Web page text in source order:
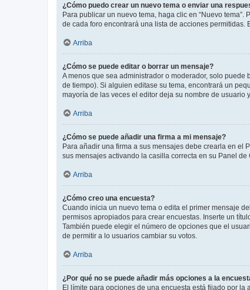
¿Cómo puedo crear un nuevo tema o enviar una
Para publicar un nuevo tema, haga clic en “Nuevo
de cada foro encontrará una lista de acciones permitidas.
Arriba
¿Cómo se puede editar o borrar un mensaje?
A menos que sea administrador o moderador, solo
de tiempo). Si alguien editase su tema, encontrará un
mayoría de las veces el editor deja su nombre de
Arriba
¿Cómo se puede añadir una firma a mi mensaje?
Para añadir una firma a sus mensajes debe crearla en el
sus mensajes activando la casilla correcta en su Panel
Arriba
¿Cómo creo una encuesta?
Cuando inicia un nuevo tema o edita el primer mensaje
permisos apropiados para crear encuestas. Inserte un
También puede elegir el número de opciones que el
de permitir a lo usuarios cambiar su votos.
Arriba
¿Por qué no se puede añadir más opciones a la
El límite para opciones de una encuesta está fijado por